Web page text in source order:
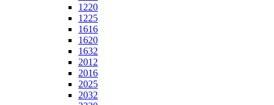
1220
1225
1616
1620
1632
2012
2016
2025
2032